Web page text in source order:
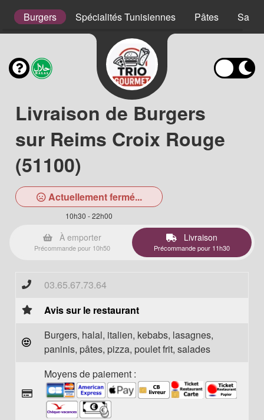
Burgers Spécialités Tunisiennes Pâtes
Livraison de Burgers
sur Reims Croix Rouge
(51100)
Actuellement fermé...
10h30 - 22h00
À emporter
Précommande pour 10h50
Livraison
Précommande pour 11h30
03.65.67.73.64
Avis sur le restaurant
Burgers, halal, italien, kebabs, lasagnes,
paninis, pâtes, pizza, poulet frit, salades
Moyens de paiement :